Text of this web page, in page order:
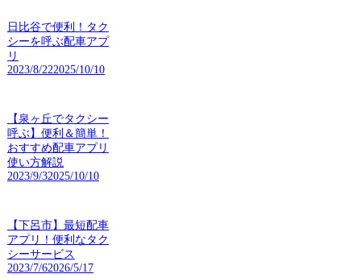
日比谷で便利！タク
シーを呼ぶ配車アプ
リ
2023/8/222025/10/10
【泉ヶ丘でタクシー
呼ぶ】便利＆簡単！
おすすめ配車アプリ
使い方解説
2023/9/32025/10/10
【下呂市】最短配車
アプリ！便利なタク
シーサービス
2023/7/62026/5/17